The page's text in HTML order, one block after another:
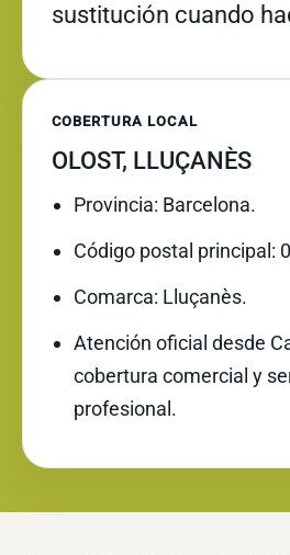
sustitución cuando
COBERTURA LOCAL
OLOST, LLUÇANÈS
Provincia: Barcelona.
Código postal principal:
Comarca: Lluçanès.
Atención oficial desde
cobertura comercial y
profesional.